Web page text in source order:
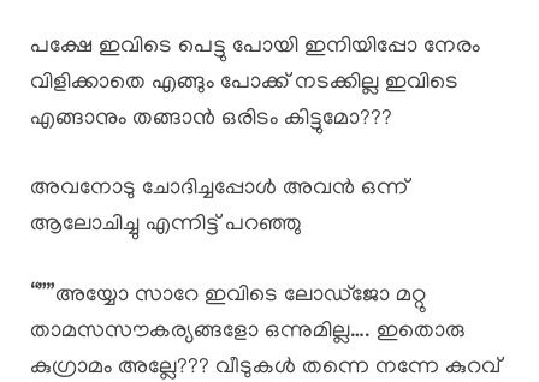
പക്ഷേ ഇവിടെ പെട്ടു പോയി ഇനിയിപ്പോ നേരം
വിളിക്കാതെ എങ്ങും പോക്ക് നടക്കില്ല ഇവിടെ
എങ്ങാനും തങ്ങാൻ ഒരിടം കിട്ടുമോ???
അവനോടു ചോദിച്ചപ്പോൾ അവൻ ഒന്ന്
ആലോചിച്ചു എന്നിട്ട് പറഞ്ഞു
“””അയ്യോ സാറേ ഇവിടെ ലോഡ്ജോ മറ്റു
താമസസൗകര്യങ്ങളോ ഒന്നുമില്ല…. ഇതൊരു
കുഗ്രാമം അല്ലേ??? വീടുകൾ തന്നെ നന്നേ കുറവ്